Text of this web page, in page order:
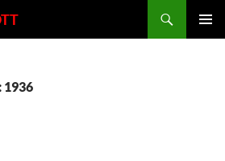
1936